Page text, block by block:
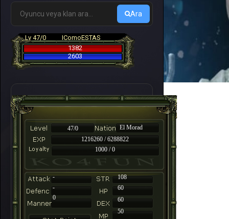
Ara
Lv 47/0
IComoESTAS
1382
2603
47/0
El Morad
1216260 / 6288822
1000 / 0
-
108
-
60
60
50
0